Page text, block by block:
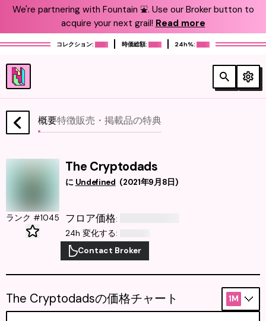
We're partnering with Fountain ⛲️. Use our Broker button to
acquire your next grail! Read more
コレクション: 時価総額: 24h%:
概要特徴販売・掲載品の特典
The Cryptodads
に Undefined (2021年9月8日)
ランク #1045 フロア価格:
24h 変化する:
Contact Broker
The Cryptodadsの価格チャート 1M